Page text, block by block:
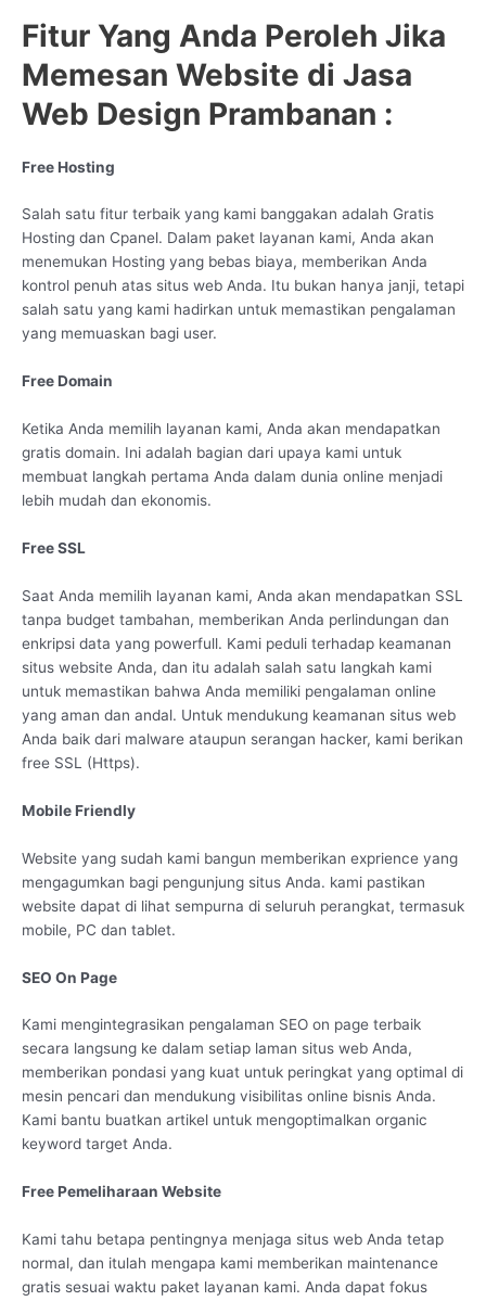
Fitur Yang Anda Peroleh Jika
Memesan Website di Jasa
Web Design Prambanan :
Free Hosting
Salah satu fitur terbaik yang kami banggakan adalah Gratis
Hosting dan Cpanel. Dalam paket layanan kami, Anda akan
menemukan Hosting yang bebas biaya, memberikan Anda
kontrol penuh atas situs web Anda. Itu bukan hanya janji, tetapi
salah satu yang kami hadirkan untuk memastikan pengalaman
yang memuaskan bagi user.
Free Domain
Ketika Anda memilih layanan kami, Anda akan mendapatkan
gratis domain. Ini adalah bagian dari upaya kami untuk
membuat langkah pertama Anda dalam dunia online menjadi
lebih mudah dan ekonomis.
Free SSL
Saat Anda memilih layanan kami, Anda akan mendapatkan SSL
tanpa budget tambahan, memberikan Anda perlindungan dan
enkripsi data yang powerfull. Kami peduli terhadap keamanan
situs website Anda, dan itu adalah salah satu langkah kami
untuk memastikan bahwa Anda memiliki pengalaman online
yang aman dan andal. Untuk mendukung keamanan situs web
Anda baik dari malware ataupun serangan hacker, kami berikan
free SSL (Https).
Mobile Friendly
Website yang sudah kami bangun memberikan exprience yang
mengagumkan bagi pengunjung situs Anda. kami pastikan
website dapat di lihat sempurna di seluruh perangkat, termasuk
mobile, PC dan tablet.
SEO On Page
Kami mengintegrasikan pengalaman SEO on page terbaik
secara langsung ke dalam setiap laman situs web Anda,
memberikan pondasi yang kuat untuk peringkat yang optimal di
mesin pencari dan mendukung visibilitas online bisnis Anda.
Kami bantu buatkan artikel untuk mengoptimalkan organic
keyword target Anda.
Free Pemeliharaan Website
Kami tahu betapa pentingnya menjaga situs web Anda tetap
normal, dan itulah mengapa kami memberikan maintenance
gratis sesuai waktu paket layanan kami. Anda dapat fokus